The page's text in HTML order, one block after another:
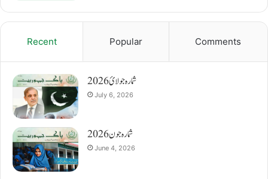
Recent Popular Comments
شمارہ جولائ 2026
July 6, 2026
شمارہ جون 2026
June 4, 2026